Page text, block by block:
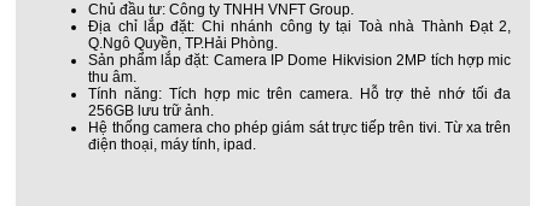
Chủ đầu tư: Công ty TNHH VNFT Group.
Địa chỉ lắp đặt: Chi nhánh công ty tại Toà nhà Thành Đạt 2,
Q.Ngô Quyền, TP.Hải Phòng.
Sản phẩm lắp đặt: Camera IP Dome Hikvision 2MP tích hợp mic
thu âm.
Tính năng: Tích hợp mic trên camera. Hỗ trợ thẻ nhớ tối đa
256GB lưu trữ ảnh.
Hệ thống camera cho phép giám sát trực tiếp trên tivi. Từ xa trên
điện thoại, máy tính, ipad.